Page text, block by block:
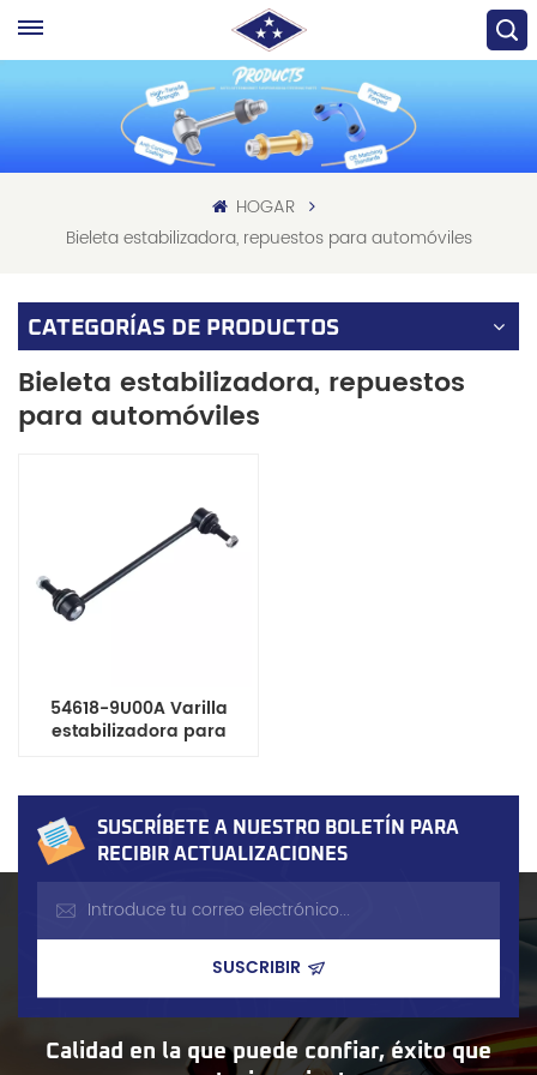
HOGAR
Bieleta estabilizadora, repuestos para automóviles
CATEGORÍAS DE PRODUCTOS
Bieleta estabilizadora, repuestos
para automóviles
54618-9U00A Varilla
estabilizadora para
SUSCRÍBETE A NUESTRO BOLETÍN PARA
RECIBIR ACTUALIZACIONES
Calidad en la que puede confiar, éxito que